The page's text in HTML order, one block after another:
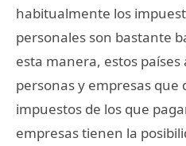
habitualmente los
personales son bastante
esta manera, estos
personas y empresas que
impuestos de los que
empresas tienen la